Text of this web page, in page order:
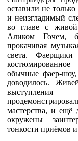
оставили не
и неизгладимый
во главе с живой
Аликом Гочем,
прокачивая
света. Фаерщики
обычные фаер-
доводилось.
мастерства, и ещё
окружены
тонкости приёмов